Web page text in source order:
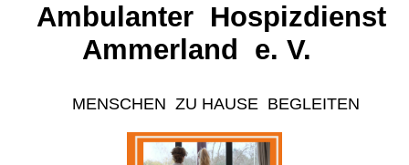
Ambulanter Hospizdienst
Ammerland e. V.
MENSCHEN ZU HAUSE BEGLEITEN